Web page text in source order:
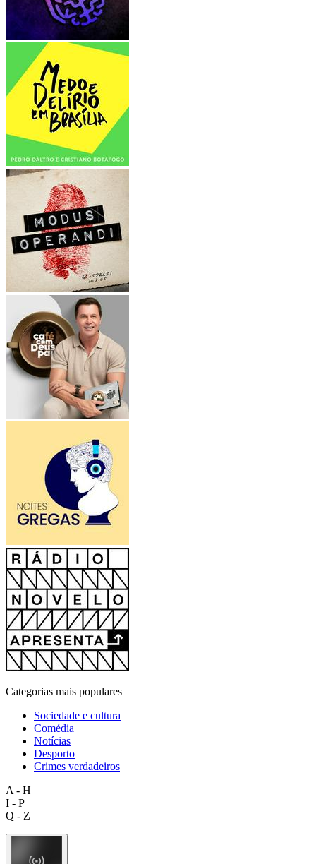
Categorias mais populares
Sociedade e cultura
Comédia
Notícias
Desporto
Crimes verdadeiros
A - H
I - P
Q - Z